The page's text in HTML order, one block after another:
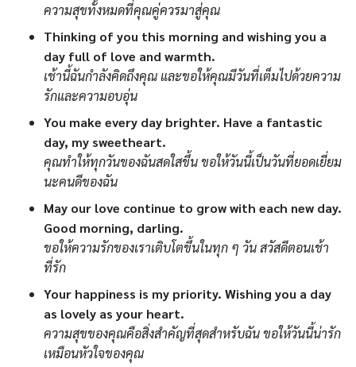
ความสุขทั้งหมดที่คุณคู่ควรมาสู่คุณ
Thinking of you this morning and wishing you a
day full of love and warmth.
เช้านี้ฉันกำลังคิดถึงคุณ และขอให้คุณมีวันที่เต็มไปด้วยความ
รักและความอบอุ่น
You make every day brighter. Have a fantastic
day, my sweetheart.
คุณทำให้ทุกวันของฉันสดใสขึ้น ขอให้วันนี้เป็นวันที่ยอดเยี่ยม
นะคนดีของฉัน
May our love continue to grow with each new day.
Good morning, darling.
ขอให้ความรักของเราเติบโตขึ้นในทุก ๆ วัน สวัสดีตอนเช้า
ที่รัก
Your happiness is my priority. Wishing you a day
as lovely as your heart.
ความสุขของคุณคือสิ่งสำคัญที่สุดสำหรับฉัน ขอให้วันนี้น่ารัก
เหมือนหัวใจของคุณ